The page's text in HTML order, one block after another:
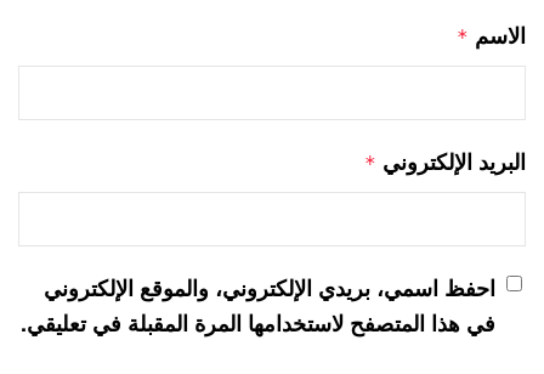
الاسم *
البريد الإلكتروني *
احفظ اسمي، بريدي الإلكتروني، والموقع الإلكتروني
في هذا المتصفح لاستخدامها المرة المقبلة في تعليقي.